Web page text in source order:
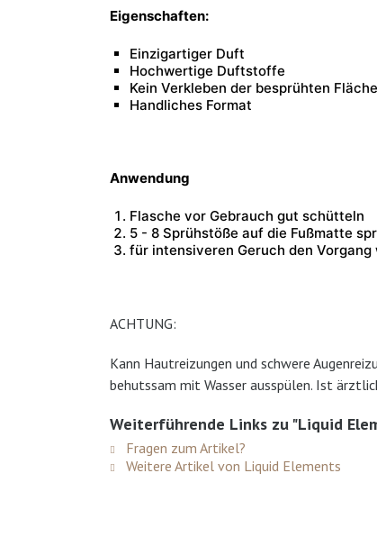
Eigenschaften:
Einzigartiger Duft
Hochwertige Duftstoffe
Kein Verkleben der besprühten Fläche
Handliches Format
Anwendung
Flasche vor Gebrauch gut schütteln
5 - 8 Sprühstöße auf die Fußmatte
für intensiveren Geruch den Vorgang
ACHTUNG:
Kann Hautreizungen und schwere
behutssam mit Wasser ausspülen. Ist
Weiterführende Links zu "Liquid
Fragen zum Artikel?
Weitere Artikel von Liquid Elements